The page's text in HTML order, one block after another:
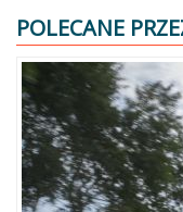
POLECANE